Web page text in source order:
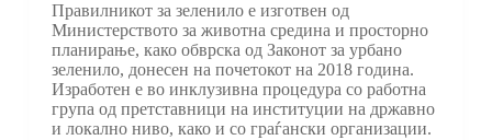
Правилникот за зеленило е изготвен од
Министерството за животна средина и просторно
планирање, како обврска од Законот за урбано
зеленило, донесен на почетокот на 2018 година.
Изработен е во инклузивна процедура со работна
група од претставници на институции на државно
и локално ниво, како и со граѓански организации.